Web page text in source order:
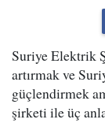
Suriye Elektrik
artırmak ve
güçlendirmek
şirketi ile üç